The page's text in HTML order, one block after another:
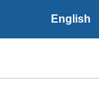
English